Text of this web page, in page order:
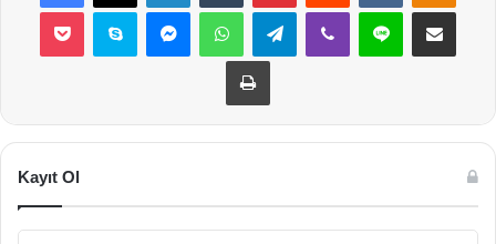
Pocket Skype MessengerWhatsAppTelegramViber Line E-Posta ile
Yazdır
Kayıt Ol